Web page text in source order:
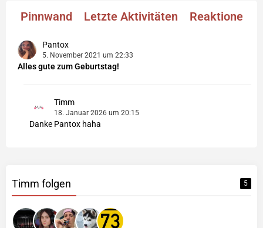
Pinnwand Letzte Aktivitäten Reaktionen
Pantox
5. November 2021 um 22:33
Alles gute zum Geburtstag!
Timm
18. Januar 2026 um 20:15
Danke Pantox haha
Timm folgen 5